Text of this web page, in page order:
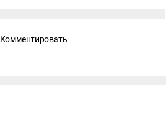
Комментировать